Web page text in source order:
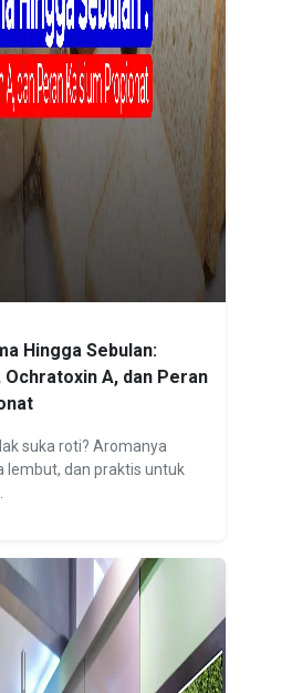
Hingga Sebulan:
Ochratoxin A, dan Peran
suka roti? Aromanya
lembut, dan praktis untuk